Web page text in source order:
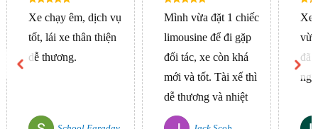
Xe chạy êm, dịch vụ
tốt, lái xe thân thiện
dễ thương.
Mình vừa đặt 1 chiếc
limousine để đi gặp
đối tác, xe còn khá
mới và tốt. Tài xế thì
dễ thương và nhiệt
tình. Mình thấy
Xe
đã